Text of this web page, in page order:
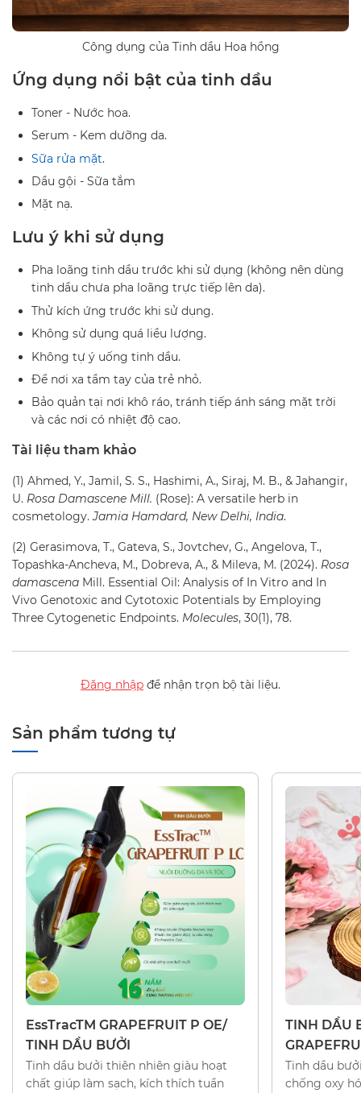
Công dụng của Tinh dầu Hoa hồng
Ứng dụng nổi bật của tinh dầu
Toner - Nước hoa.
Serum - Kem dưỡng da.
Sữa rửa mặt.
Dầu gội - Sữa tắm
Mặt nạ.
Lưu ý khi sử dụng
Pha loãng tinh dầu trước khi sử dụng (không nên dùng
tinh dầu chưa pha loãng trực tiếp lên da).
Thử kích ứng trước khi sử dụng.
Không sử dụng quá liều lượng.
Không tự ý uống tinh dầu.
Để nơi xa tầm tay của trẻ nhỏ.
Bảo quản tại nơi khô ráo, tránh tiếp ánh sáng mặt trời
và các nơi có nhiệt độ cao.
Tài liệu tham khảo
(1) Ahmed, Y., Jamil, S. S., Hashimi, A., Siraj, M. B., & Jahangir,
U. Rosa Damascene Mill. (Rose): A versatile herb in
cosmetology.Jamia Hamdard, New Delhi, India.
(2) Gerasimova, T., Gateva, S., Jovtchev, G., Angelova, T.,
Topashka-Ancheva, M., Dobreva, A., & Mileva, M. (2024). Rosa
damascena Mill. Essential Oil: Analysis of In Vitro and In
Vivo Genotoxic and Cytotoxic Potentials by Employing
Three Cytogenetic Endpoints. Molecules, 30(1), 78.
Đăng nhập để nhận trọn bộ tài liệu.
Sản phẩm tương tự
EssTracTM GRAPEFRUIT P OE/
TINH DẦU BƯỞI
Tinh dầu bưởi thiên nhiên giàu hoạt
chất giúp làm sạch, kích thích tuần
TINH DẦU
TINH DẦU
Tinh dầu
chống oxy